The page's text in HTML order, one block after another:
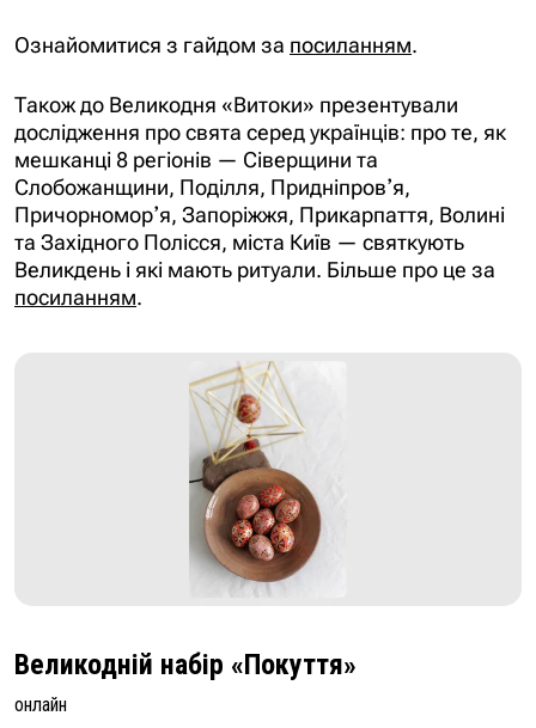
Ознайомитися з гайдом за посиланням.
Також до Великодня «Витоки» презентували
дослідження про свята серед українців: про те, як
мешканці 8 регіонів — Сіверщини та
Слобожанщини, Поділля, Придніпровʼя,
Причорноморʼя, Запоріжжя, Прикарпаття, Волині
та Західного Полісся, міста Київ — святкують
Великдень і які мають ритуали. Більше про це за
посиланням.
Великодній набір «Покуття»
онлайн